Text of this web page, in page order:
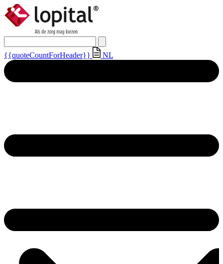
{{quoteCountForHeader}} NL